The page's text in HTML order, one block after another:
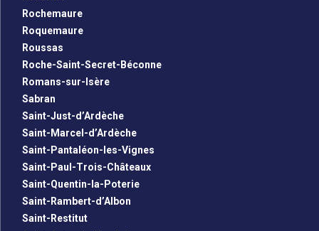
Rochemaure
Roquemaure
Roussas
Roche-Saint-Secret-Béconne
Romans-sur-Isère
Sabran
Saint-Just-d’Ardèche
Saint-Marcel-d’Ardèche
Saint-Pantaléon-les-Vignes
Saint-Paul-Trois-Châteaux
Saint-Quentin-la-Poterie
Saint-Rambert-d’Albon
Saint-Restitut